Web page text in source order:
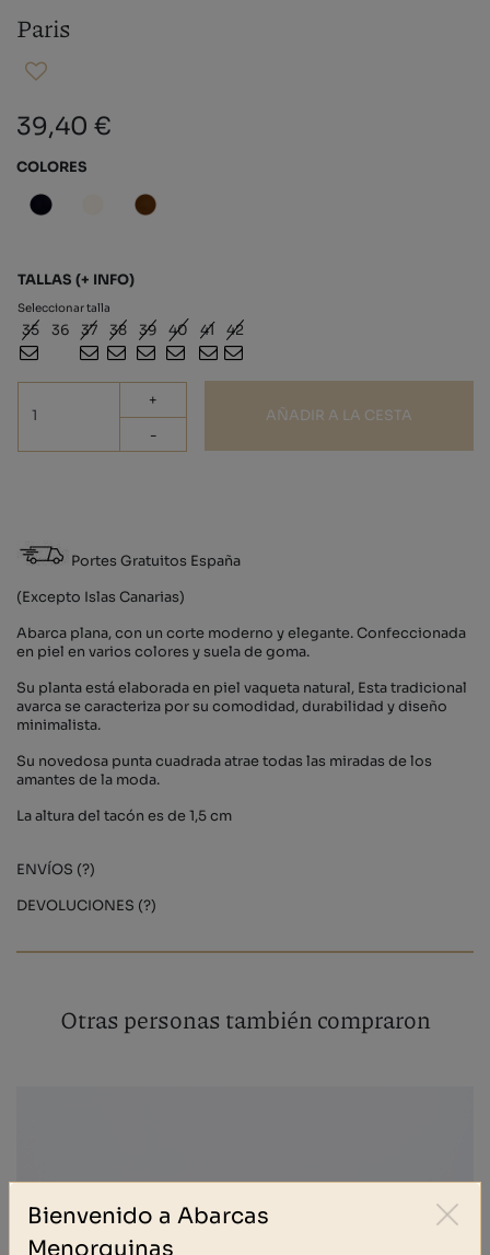
Paris
39,40 €
COLORES
TALLAS (+ INFO)
Seleccionar talla
35 36 37 38 39 40 41 42
+
-
AÑADIR A LA CESTA
Portes Gratuitos España
(Excepto Islas Canarias)
Abarca plana, con un corte moderno y elegante. Confeccionada
en piel en varios colores y suela de goma.
Su planta está elaborada en piel vaqueta natural, Esta tradicional
avarca se caracteriza por su comodidad, durabilidad y diseño
minimalista.
Su novedosa punta cuadrada atrae todas las miradas de los
amantes de la moda.
La altura del tacón es de 1,5 cm
ENVÍOS (?)
DEVOLUCIONES (?)
Otras personas también compraron
Bienvenido a Abarcas
Menorquinas